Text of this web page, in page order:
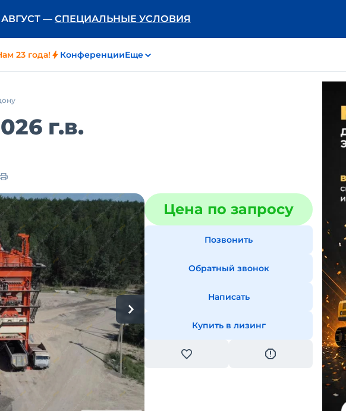
АВГУСТ — СПЕЦИАЛЬНЫЕ УСЛОВИЯ
23 года! КонференцииЕще
г.в.
Цена по запросу
Позвонить
Обратный звонок
Написать
Купить в лизинг